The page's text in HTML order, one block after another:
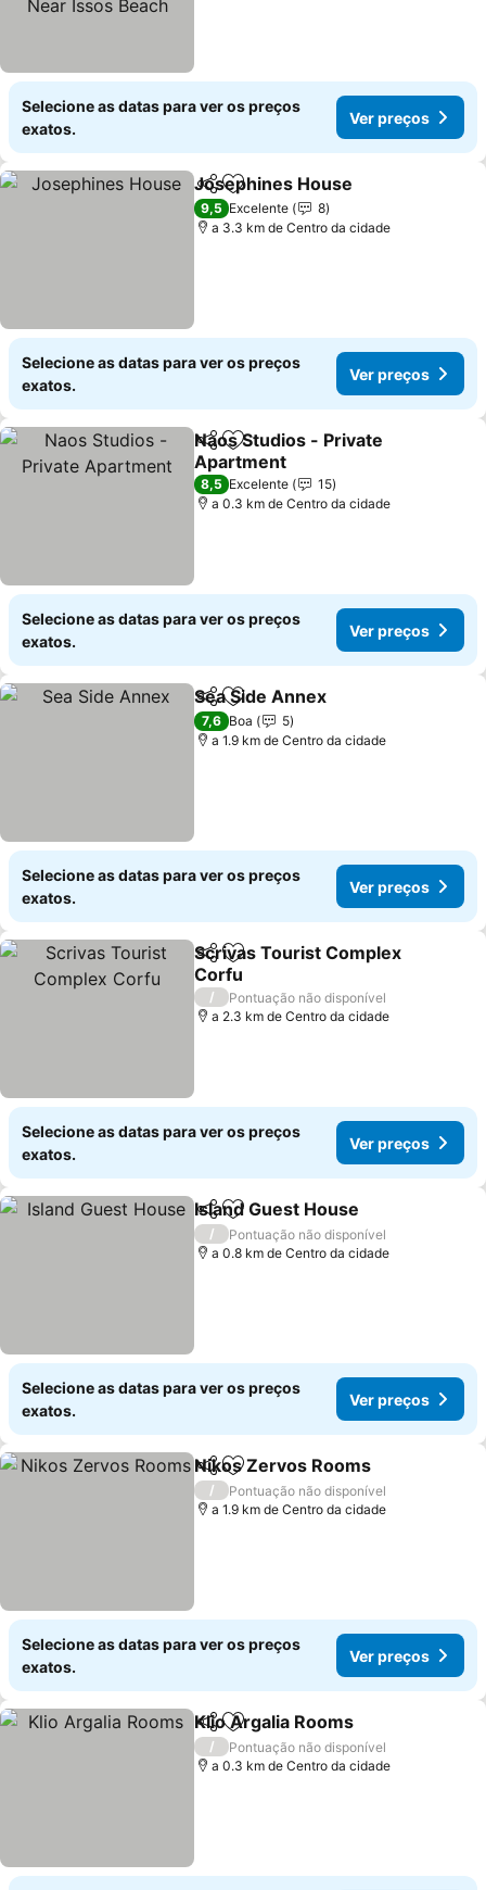
Selecione as datas para ver os preços
exatos.
Ver preços
PartilharAdicionar aos favoritos
Josephines House
9,5 Excelente
8
a 3.3 km de Centro da cidade
Selecione as datas para ver os preços
exatos.
Ver preços
PartilharAdicionar aos favoritos
Naos Studios - Private
Apartment
8,5 Excelente
15
a 0.3 km de Centro da cidade
Selecione as datas para ver os preços
exatos.
Ver preços
PartilharAdicionar aos favoritos
Sea Side Annex
7,6 Boa
5
a 1.9 km de Centro da cidade
Selecione as datas para ver os preços
exatos.
Ver preços
PartilharAdicionar aos favoritos
Scrivas Tourist Complex
Corfu
/
Pontuação não disponível
a 2.3 km de Centro da cidade
Selecione as datas para ver os preços
exatos.
Ver preços
PartilharAdicionar aos favoritos
Island Guest House
/
Pontuação não disponível
a 0.8 km de Centro da cidade
Selecione as datas para ver os preços
exatos.
Ver preços
PartilharAdicionar aos favoritos
Nikos Zervos Rooms
/
Pontuação não disponível
a 1.9 km de Centro da cidade
Selecione as datas para ver os preços
exatos.
Ver preços
PartilharAdicionar aos favoritos
Klio Argalia Rooms
/
Pontuação não disponível
a 0.3 km de Centro da cidade